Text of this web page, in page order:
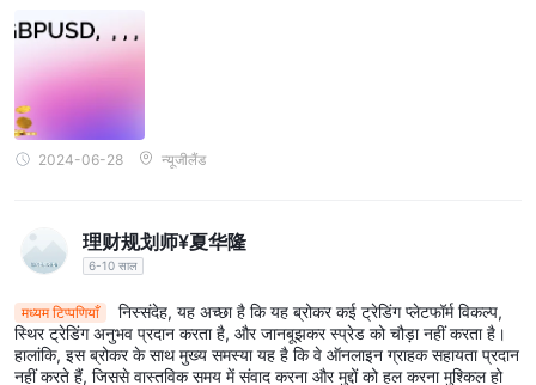
2024-06-28 न्यूजीलैंड
理财规划师¥夏华隆
6-10 साल
मध्यम टिप्पणियाँ
निस्संदेह, यह अच्छा है कि यह ब्रोकर कई ट्रेडिंग प्लेटफॉर्म विकल्प,
स्थिर ट्रेडिंग अनुभव प्रदान करता है, और जानबूझकर स्प्रेड को चौड़ा नहीं करता है।
हालांकि, इस ब्रोकर के साथ मुख्य समस्या यह है कि वे ऑनलाइन ग्राहक सहायता प्रदान
नहीं करते हैं, जिससे वास्तविक समय में संवाद करना और मुद्दों को हल करना मुश्किल हो